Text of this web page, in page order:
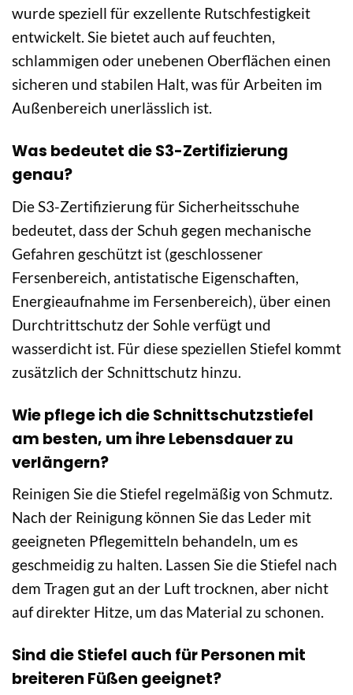
wurde speziell für exzellente Rutschfestigkeit
entwickelt. Sie bietet auch auf feuchten,
schlammigen oder unebenen Oberflächen einen
sicheren und stabilen Halt, was für Arbeiten im
Außenbereich unerlässlich ist.
Was bedeutet die S3-Zertifizierung
genau?
Die S3-Zertifizierung für Sicherheitsschuhe
bedeutet, dass der Schuh gegen mechanische
Gefahren geschützt ist (geschlossener
Fersenbereich, antistatische Eigenschaften,
Energieaufnahme im Fersenbereich), über einen
Durchtrittschutz der Sohle verfügt und
wasserdicht ist. Für diese speziellen Stiefel kommt
zusätzlich der Schnittschutz hinzu.
Wie pflege ich die Schnittschutzstiefel
am besten, um ihre Lebensdauer zu
verlängern?
Reinigen Sie die Stiefel regelmäßig von Schmutz.
Nach der Reinigung können Sie das Leder mit
geeigneten Pflegemitteln behandeln, um es
geschmeidig zu halten. Lassen Sie die Stiefel nach
dem Tragen gut an der Luft trocknen, aber nicht
auf direkter Hitze, um das Material zu schonen.
Sind die Stiefel auch für Personen mit
breiteren Füßen geeignet?